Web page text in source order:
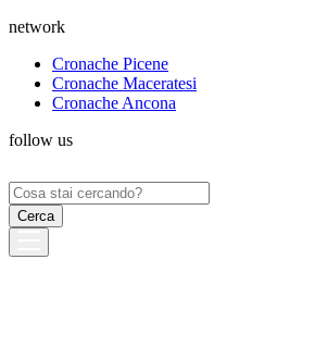
network
Cronache Picene
Cronache Maceratesi
Cronache Ancona
follow us
Ricerca
per: